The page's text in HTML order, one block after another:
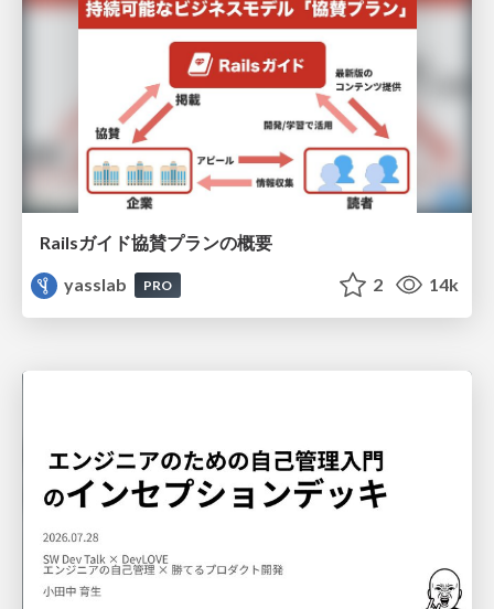
Railsガイド協賛プランの概要
yasslab
PRO 2 14k